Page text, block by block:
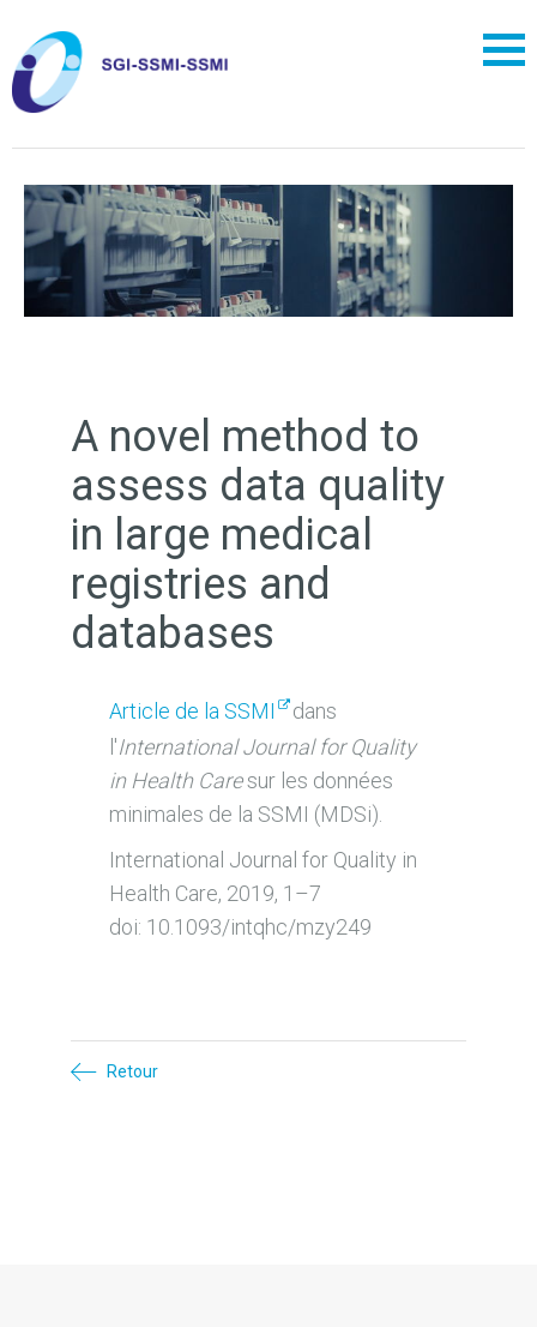
A novel method to
assess data quality
in large medical
registries and
databases
Article de la SSMI dans
l'International Journal for Quality
in Health Caresur les données
minimales de la SSMI (MDSi).
International Journal for Quality in
Health Care, 2019, 1–7
doi: 10.1093/intqhc/mzy249
Retour